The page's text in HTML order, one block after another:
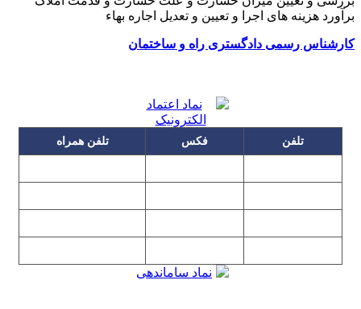
برآورد هزینه های اجرا و تعیین و تعدیل اجاره بهاء
کارشناس رسمی دادگستری راه و ساختمان
تلفن فکس تلفن همراه